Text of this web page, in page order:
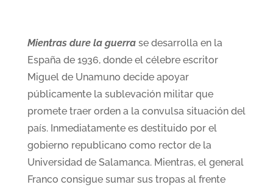
Mientras dure la guerrase desarrolla en la
España de 1936, donde el célebre escritor
Miguel de Unamuno decide apoyar
públicamente la sublevación militar que
promete traer orden a la convulsa situación del
país. Inmediatamente es destituido por el
gobierno republicano como rector de la
Universidad de Salamanca. Mientras, el general
Franco consigue sumar sus tropas al frente